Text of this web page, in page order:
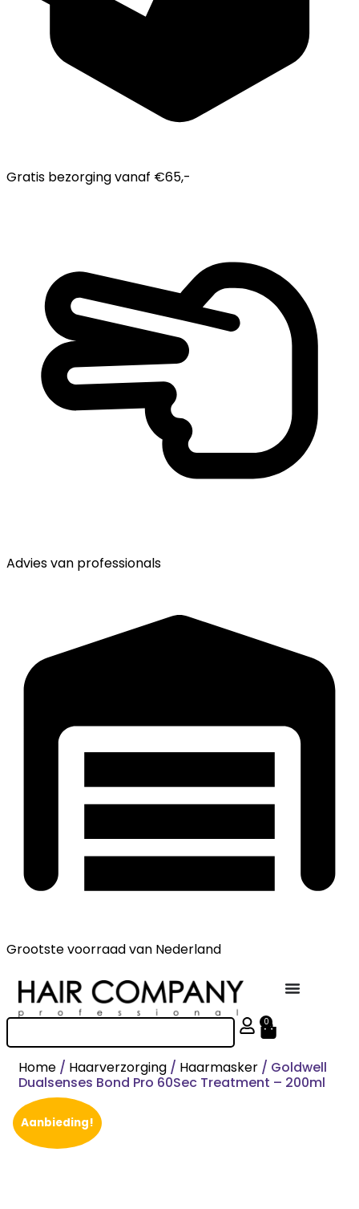
Gratis bezorgingvanaf €65,-
Advies van professionals
Grootste voorraadvan Nederland
0
Home / Haarverzorging / Haarmasker / Goldwell
Dualsenses Bond Pro 60Sec Treatment – 200ml
Aanbieding!